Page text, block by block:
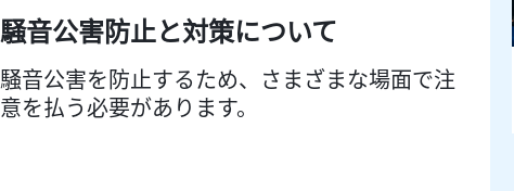
騒音公害防止と対策について
騒音公害を防止するため、さまざまな場面で注
意を払う必要があります。